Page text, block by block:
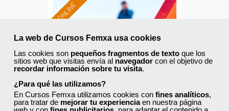
La web de Cursos Femxa usa cookies
Las cookies son pequeños fragmentos de texto que los
sitios web que visitas envía al navegador con el objetivo de
recordar información sobre tu visita.
¿Para qué las utilizamos?
En Cursos Femxa utilizamos cookies con fines analíticos,
para tratar de mejorar tu experienciaen nuestra página
ONLINE
subvencionada.
Para desempleados,
trabajadores y autónomos.
-Transporte y Logística.